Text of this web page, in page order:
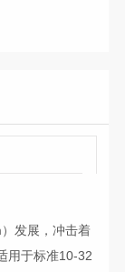
发展，冲击着
用于标准10-32